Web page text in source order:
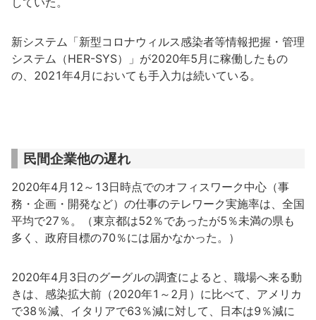
新システム「新型コロナウィルス感染者等情報把握・管理
システム（HER-SYS）」が2020年5月に稼働したもの
の、2021年4月においても手入力は続いている。
民間企業他の遅れ
2020年4月12～13日時点でのオフィスワーク中心（事
務・企画・開発など）の仕事のテレワーク実施率は、全国
平均で27％。（東京都は52％であったが5％未満の県も
多く、政府目標の70％には届かなかった。）
2020年4月3日のグーグルの調査によると、職場へ来る動
きは、感染拡大前（2020年1～2月）に比べて、アメリカ
で38％減、イタリアで63％減に対して、日本は9％減に